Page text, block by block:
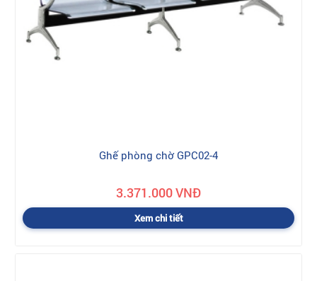
Ghế phòng chờ GPC02-4
3.371.000 VNĐ
Xem chi tiết